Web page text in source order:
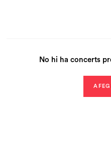
No hi ha concerts